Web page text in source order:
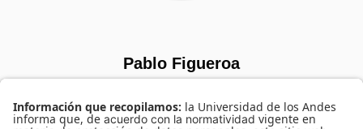
Pablo Figueroa